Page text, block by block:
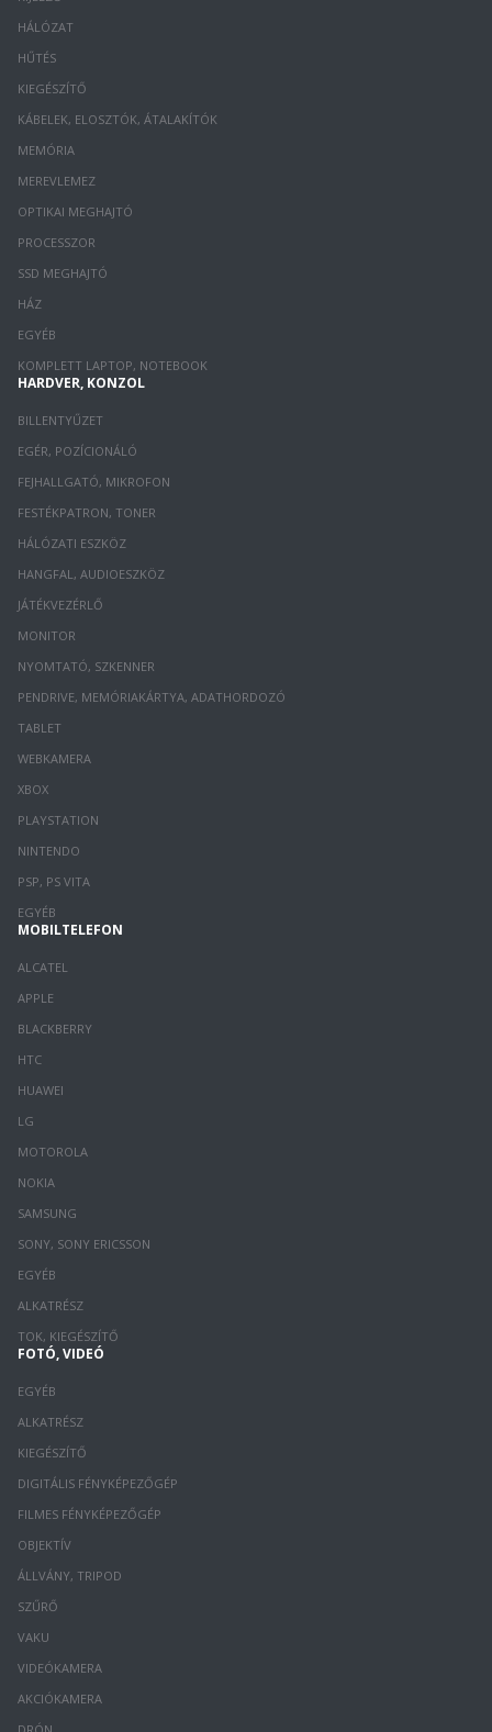
HÁLÓZAT
HŰTÉS
KIEGÉSZÍTŐ
KÁBELEK, ELOSZTÓK, ÁTALAKÍTÓK
MEMÓRIA
MEREVLEMEZ
OPTIKAI MEGHAJTÓ
PROCESSZOR
SSD MEGHAJTÓ
HÁZ
EGYÉB
KOMPLETT LAPTOP, NOTEBOOK
HARDVER, KONZOL
BILLENTYŰZET
EGÉR, POZÍCIONÁLÓ
FEJHALLGATÓ, MIKROFON
FESTÉKPATRON, TONER
HÁLÓZATI ESZKÖZ
HANGFAL, AUDIOESZKÖZ
JÁTÉKVEZÉRLŐ
MONITOR
NYOMTATÓ, SZKENNER
PENDRIVE, MEMÓRIAKÁRTYA, ADATHORDOZÓ
TABLET
WEBKAMERA
XBOX
PLAYSTATION
NINTENDO
PSP, PS VITA
EGYÉB
MOBILTELEFON
ALCATEL
APPLE
BLACKBERRY
HTC
HUAWEI
LG
MOTOROLA
NOKIA
SAMSUNG
SONY, SONY ERICSSON
EGYÉB
ALKATRÉSZ
TOK, KIEGÉSZÍTŐ
FOTÓ, VIDEÓ
EGYÉB
ALKATRÉSZ
KIEGÉSZÍTŐ
DIGITÁLIS FÉNYKÉPEZŐGÉP
FILMES FÉNYKÉPEZŐGÉP
OBJEKTÍV
ÁLLVÁNY, TRIPOD
SZŰRŐ
VAKU
VIDEÓKAMERA
AKCIÓKAMERA